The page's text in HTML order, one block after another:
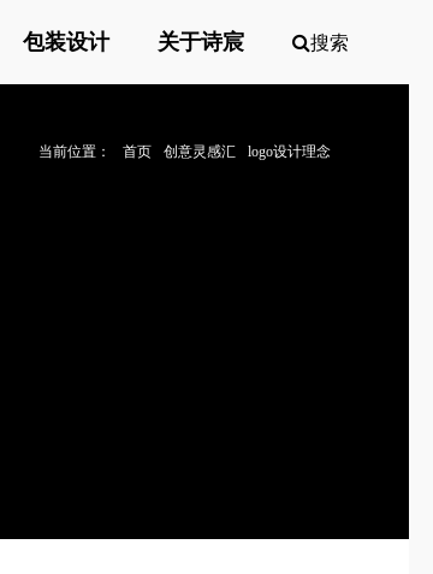
包装设计 关于诗宸 搜索
当前位置： 首页 创意灵感汇
logo设计理念